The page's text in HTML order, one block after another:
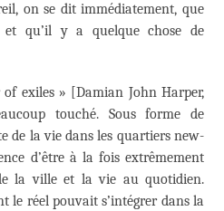
on se dit immédiatement, que
qu’il y a quelque chose de
exiles » [Damian John Harper,
touché. Sous forme de
de la vie dans les quartiers new-
d’être à la fois extrêmement
la ville et la vie au quotidien.
le réel pouvait s’intégrer dans la